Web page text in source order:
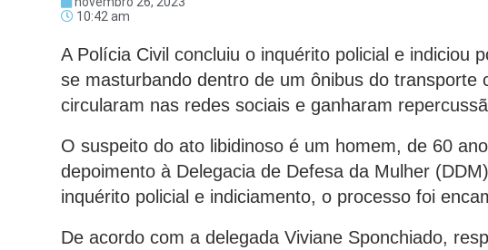
10:42 am
A Polícia Civil concluiu o inquérito policial e indiciou
se masturbando dentro de um ônibus do transporte
circularam nas redes sociais e ganharam
O suspeito do ato libidinoso é um homem, de 60
depoimento à Delegacia de Defesa da Mulher
inquérito policial e indiciamento, o processo foi
De acordo com a delegada Viviane Sponchiado,